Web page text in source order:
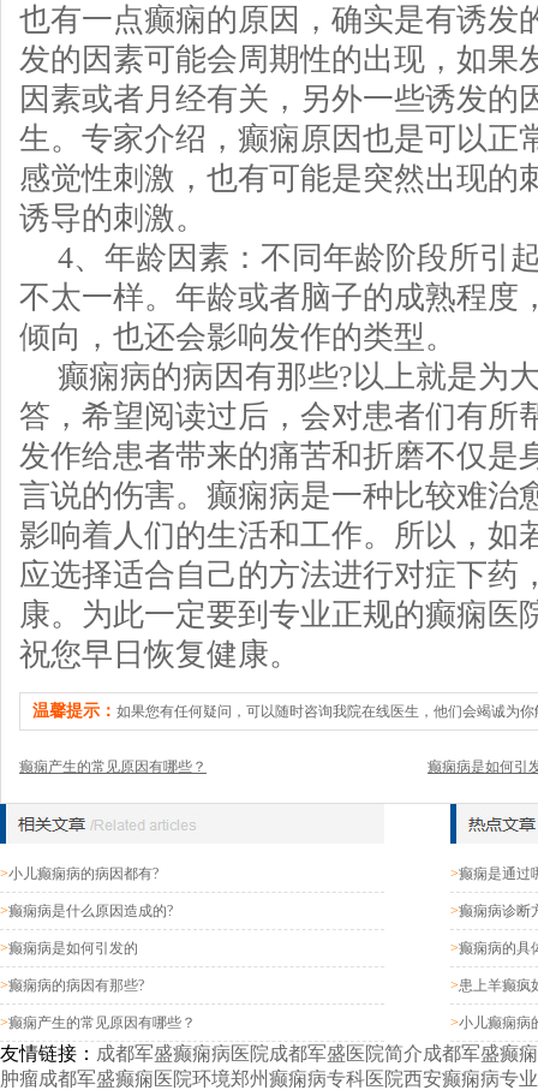
也有一点癫痫的原因，确实是有诱发
发的因素可能会周期性的出现，如果
因素或者月经有关，另外一些诱发的
生。专家介绍，癫痫原因也是可以正
感觉性刺激，也有可能是突然出现的
诱导的刺激。
4、年龄因素：不同年龄阶段所引
不太一样。年龄或者脑子的成熟程度
倾向，也还会影响发作的类型。
癫痫病的病因有那些?以上就是为
答，希望阅读过后，会对患者们有所
发作给患者带来的痛苦和折磨不仅是
言说的伤害。癫痫病是一种比较难治
影响着人们的生活和工作。所以，如
应选择适合自己的方法进行对症下药
康。为此一定要到专业正规的癫痫医
祝您早日恢复健康。
温馨提示： 如果您有任何疑问，可以随时咨询我院在线医生，他们会竭诚为你
癫痫产生的常见原因有哪些？ 癫痫病是如何引
>小儿癫痫病的病因都有?
>癫痫病是什么原因造成的?
>癫痫病是如何引发的
>癫痫病的病因有那些?
>癫痫产生的常见原因有哪些？
>癫痫是通过
>癫痫病诊断
>癫痫病的具
>患上羊癫疯
>小儿癫痫病
友情链接： 成都军盛癫痫病医院成都军盛医院简介成都军盛癫
肿瘤成都军盛癫痫医院环境郑州癫痫病专科医院西安癫痫病专